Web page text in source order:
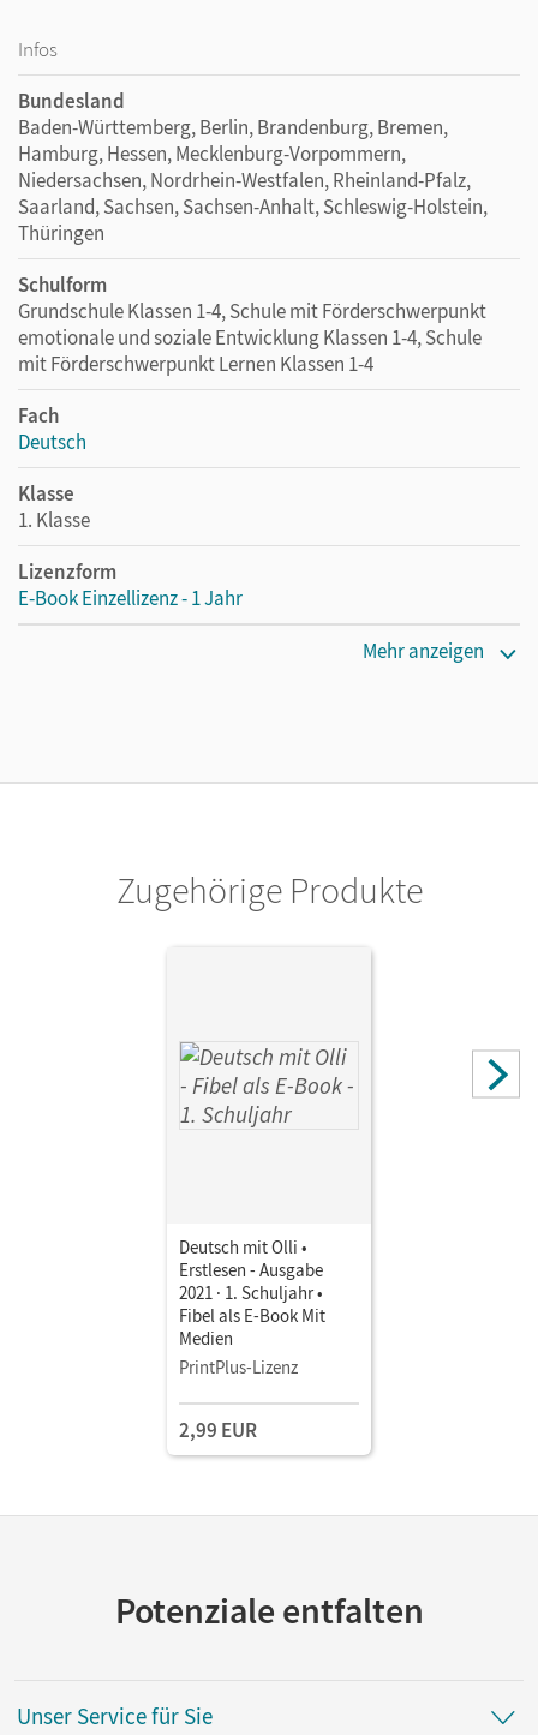
Infos
Bundesland
Baden-Württemberg, Berlin, Brandenburg, Bremen,
Hamburg, Hessen, Mecklenburg-Vorpommern,
Niedersachsen, Nordrhein-Westfalen, Rheinland-Pfalz,
Saarland, Sachsen, Sachsen-Anhalt, Schleswig-Holstein,
Thüringen
Schulform
Grundschule Klassen 1-4, Schule mit Förderschwerpunkt
emotionale und soziale Entwicklung Klassen 1-4, Schule
mit Förderschwerpunkt Lernen Klassen 1-4
Fach
Deutsch
Klasse
1. Klasse
Lizenzform
E-Book Einzellizenz - 1 Jahr
Privatpersonen, die nur mit dem E-Book arbeiten.
Mehr anzeigen
Zugehörige Produkte
Deutsch mit Olli •
Erstlesen - Ausgabe
2021 · 1. Schuljahr •
Fibel als E-Book Mit
Medien
PrintPlus-Lizenz
2,99 EUR
Potenziale entfalten
Unser Service für Sie